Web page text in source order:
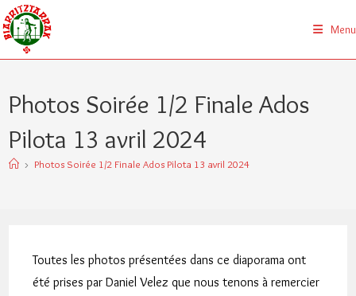
Skip
to
content
Menu
Photos Soirée 1/2 Finale Ados
Pilota 13 avril 2024
> Photos Soirée 1/2 Finale Ados Pilota 13 avril 2024
Toutes les photos présentées dans ce diaporama ont
été prises par Daniel Velez que nous tenons à remercier